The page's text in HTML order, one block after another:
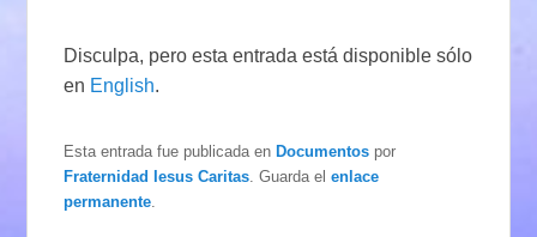
Disculpa, pero esta entrada está disponible sólo
en English.
Esta entrada fue publicada enDocumentos por
Fraternidad Iesus Caritas . Guarda elenlace
permanente